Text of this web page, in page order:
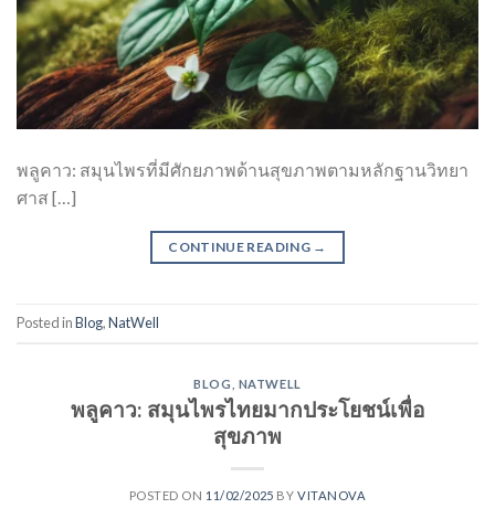
พลูคาว: สมุนไพรที่มีศักยภาพด้านสุขภาพตามหลักฐานวิทยา
ศาส […]
CONTINUE READING →
Posted inBlog,NatWell
BLOG NATWELL
พลูคาว: สมุนไพรไทยมากประโยชน์เพื่อ
สุขภาพ
POSTED ON 11/02/2025 BY VITANOVA